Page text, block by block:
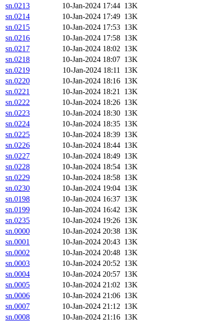
sn.0213
10-Jan-2024 17:44 13K
sn.0214
10-Jan-2024 17:49 13K
sn.0215
10-Jan-2024 17:53 13K
sn.0216
10-Jan-2024 17:58 13K
sn.0217
10-Jan-2024 18:02 13K
sn.0218
10-Jan-2024 18:07 13K
sn.0219
10-Jan-2024 18:11 13K
sn.0220
10-Jan-2024 18:16 13K
sn.0221
10-Jan-2024 18:21 13K
sn.0222
10-Jan-2024 18:26 13K
sn.0223
10-Jan-2024 18:30 13K
sn.0224
10-Jan-2024 18:35 13K
sn.0225
10-Jan-2024 18:39 13K
sn.0226
10-Jan-2024 18:44 13K
sn.0227
10-Jan-2024 18:49 13K
sn.0228
10-Jan-2024 18:54 13K
sn.0229
10-Jan-2024 18:58 13K
sn.0230
10-Jan-2024 19:04 13K
sn.0198
10-Jan-2024 16:37 13K
sn.0199
10-Jan-2024 16:42 13K
sn.0235
10-Jan-2024 19:26 13K
sn.0000
10-Jan-2024 20:38 13K
sn.0001
10-Jan-2024 20:43 13K
sn.0002
10-Jan-2024 20:48 13K
sn.0003
10-Jan-2024 20:52 13K
sn.0004
10-Jan-2024 20:57 13K
sn.0005
10-Jan-2024 21:02 13K
sn.0006
10-Jan-2024 21:06 13K
sn.0007
10-Jan-2024 21:12 13K
sn.0008
10-Jan-2024 21:16 13K